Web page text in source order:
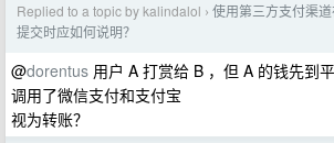
Replied to a topic by kalindalol › 使用第三方支付渠
提交时应如何说明？
@dorentus 用户 A 打赏给 B ，但 A 的钱先到
调用了微信支付和支付宝
视为转账？